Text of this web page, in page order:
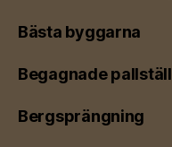
Bästa byggarna
Begagnade pallställ
Bergsprängning